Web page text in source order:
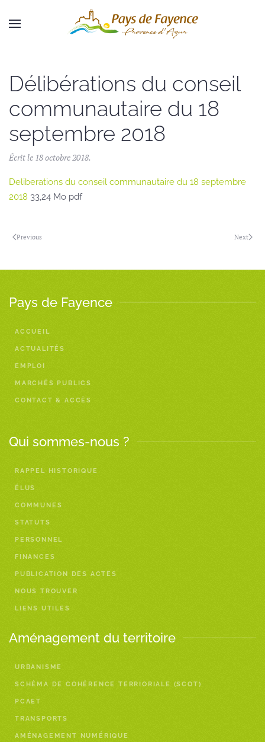
Skip to main content
Délibérations du conseil
communautaire du 18
septembre 2018
Écrit le 18 octobre 2018.
Deliberations du conseil communautaire du 18 septembre
2018 33,24 Mo pdf
Previous Next
Pays de Fayence
ACCUEIL
ACTUALITÉS
EMPLOI
MARCHÉS PUBLICS
CONTACT & ACCÈS
Qui sommes-nous ?
RAPPEL HISTORIQUE
ÉLUS
COMMUNES
STATUTS
PERSONNEL
FINANCES
PUBLICATION DES ACTES
NOUS TROUVER
LIENS UTILES
Aménagement du territoire
URBANISME
SCHÉMA DE COHÉRENCE TERRIORIALE (SCOT)
PCAET
TRANSPORTS
AMÉNAGEMENT NUMÉRIQUE